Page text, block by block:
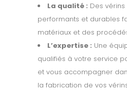
La qualité : Des
performants et durables
matériaux et des
L’expertise : Une
qualifiés à votre service
et vous accompagner
la fabrication de vos